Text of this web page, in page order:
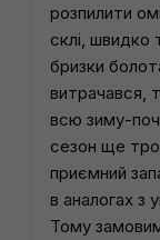
розпилити
склі, швидко
бризки
витрачався,
всю зиму-
сезон ще
приємний
в аналогах з
Тому